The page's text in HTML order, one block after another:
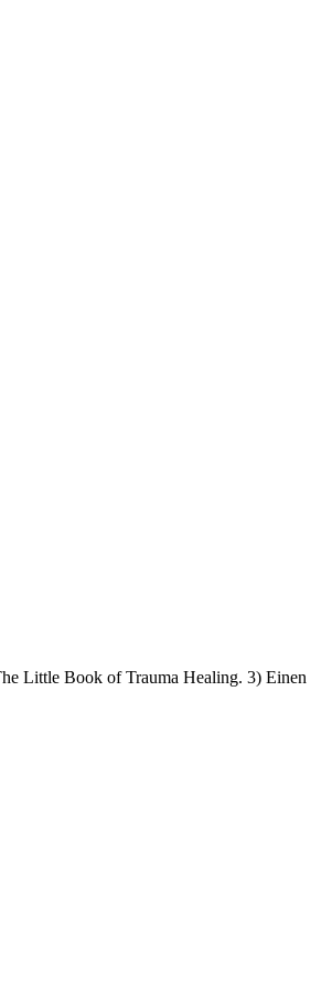
Little Book of Trauma Healing. 3) Einen